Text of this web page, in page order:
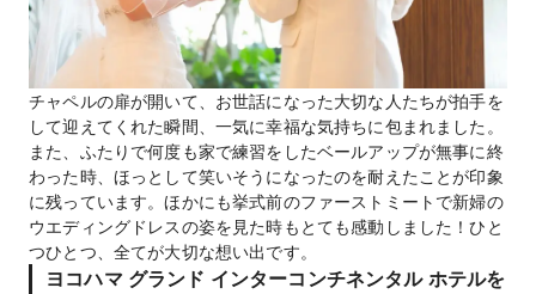
チャペルの扉が開いて、お世話になった大切な人たちが拍手を
して迎えてくれた瞬間、一気に幸福な気持ちに包まれました。
また、ふたりで何度も家で練習をしたベールアップが無事に終
わった時、ほっとして笑いそうになったのを耐えたことが印象
に残っています。ほかにも挙式前のファーストミートで新婦の
ウエディングドレスの姿を見た時もとても感動しました！ひと
つひとつ、全てが大切な想い出です。
ヨコハマ グランド インターコンチネンタル ホテルを